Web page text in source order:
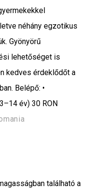
néhány egzotikus
Gyönyörű
lehetőséget is
kedves érdeklődőt a
Belépő: •
év) 30 RON
található a